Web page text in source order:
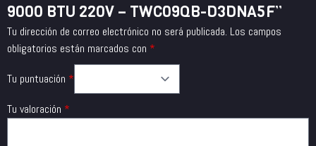
9000 BTU 220V – TWC09QB-D3DNA5F”
Tu dirección de correo electrónico no será publicada. Los campos
obligatorios están marcados con *
Tu puntuación *
Tu valoración *